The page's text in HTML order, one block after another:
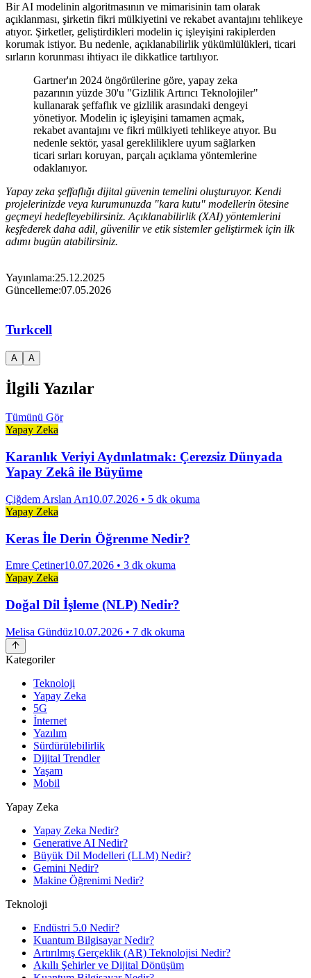
Bir AI modelinin algoritmasının ve mimarisinin tam olarak
açıklanması, şirketin fikri mülkiyetini ve rekabet avantajını tehlikeye
atıyor. Şirketler, geliştirdikleri modelin iç işleyişini rakiplerden
korumak istiyor. Bu nedenle, açıklanabilirlik yükümlülükleri, ticari
sırların korunması ihtiyacı ile dikkatlice tartılıyor.
Gartner'ın 2024 öngörülerine göre, yapay zeka
pazarının yüzde 30'u "Gizlilik Artırıcı Teknolojiler"
kullanarak şeffaflık ve gizlilik arasındaki dengeyi
yönetiyor. Modelin iç işleyişini tamamen açmak,
rekabet avantajını ve fikri mülkiyeti tehlikeye atıyor. Bu
nedenle sektör, yasal gerekliliklere uyum sağlarken
ticari sırları koruyan, parçalı açıklama yöntemlerine
odaklanıyor.​
Yapay zeka şeffaflığı dijital güvenin temelini oluşturuyor. Kendi
projelerinizde veya kurumunuzda "kara kutu" modellerin ötesine
geçmeyi hedefleyebilirsiniz. Açıklanabilirlik (XAI) yöntemlerini
keşfederek daha adil, güvenilir ve etik sistemler geliştirmek için ilk
adımı bugün atabilirsiniz.
Yayınlama:25.12.2025
Güncelleme:07.05.2026
Turkcell
A A
İlgili Yazılar
Tümünü Gör
Yapay Zeka
Karanlık Veriyi Aydınlatmak: Çerezsiz Dünyada
Yapay Zekâ ile Büyüme
Çiğdem Arslan Arı10.07.2026 • 5 dk okuma
Yapay Zeka
Keras İle Derin Öğrenme Nedir?
Emre Çetiner10.07.2026 • 3 dk okuma
Yapay Zeka
Doğal Dil İşleme (NLP) Nedir?
Melisa Gündüz10.07.2026 • 7 dk okuma
Kategoriler
Teknoloji
Yapay Zeka
5G
İnternet
Yazılım
Sürdürülebilirlik
Dijital Trendler
Yaşam
Mobil
Yapay Zeka
Yapay Zeka Nedir?
Generative AI Nedir?
Büyük Dil Modelleri (LLM) Nedir?
Gemini Nedir?
Makine Öğrenimi Nedir?
Teknoloji
Endüstri 5.0 Nedir?
Kuantum Bilgisayar Nedir?
Artırılmış Gerçeklik (AR) Teknolojisi Nedir?
Akıllı Şehirler ve Dijital Dönüşüm